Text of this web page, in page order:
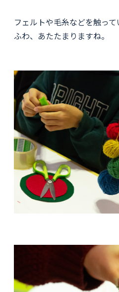
フェルトや毛糸などを触っ
ふわ、あたたまりますね。